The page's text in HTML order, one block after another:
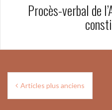
Procès-verbal de
Navigation
desArticles plus anciens